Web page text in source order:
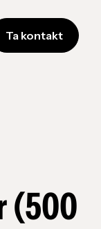
Ta kontakt
(500